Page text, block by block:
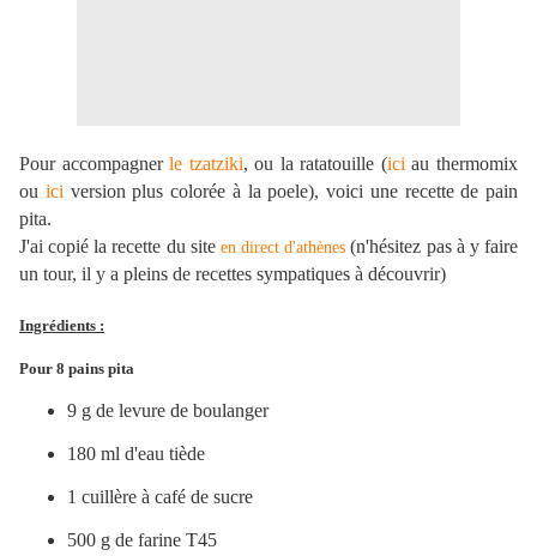
Pour accompagnerle tzatziki, ou la ratatouille (ici au thermomix
ou ici version plus colorée à la poele), voici une recette de pain
pita.
J'ai copié la recette du site en direct d'athènes (n'hésitez pas à y faire
un tour, il y a pleins de recettes sympatiques à découvrir)
Ingrédients :
Pour 8 pains pita
9 g de levure de boulanger
180 ml d'eau tiède
1 cuillère à café de sucre
500 g de farine T45